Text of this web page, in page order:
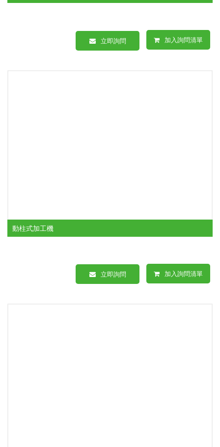
立即詢問 加入詢問清單
動柱式加工機
立即詢問 加入詢問清單